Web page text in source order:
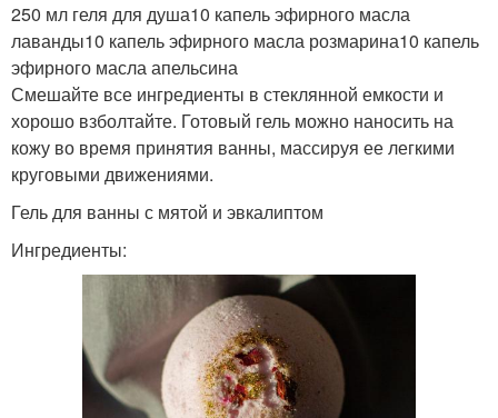
250 мл геля для душа10 капель эфирного масла
лаванды10 капель эфирного масла розмарина10 капель
эфирного масла апельсина
Смешайте все ингредиенты в стеклянной емкости и
хорошо взболтайте. Готовый гель можно наносить на
кожу во время принятия ванны, массируя ее легкими
круговыми движениями.
Гель для ванны с мятой и эвкалиптом
Ингредиенты: